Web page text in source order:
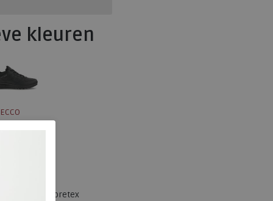
kleuren
ECCO
Nubuck met goretex